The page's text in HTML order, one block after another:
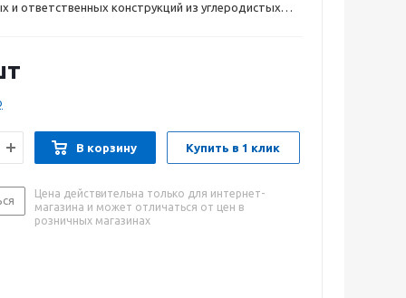
и ответственных конструкций из углеродистых
разрыву — 450 МПа;
удлинение — 18%;
— 8.5 г/Ач.
В корзину Купить в 1 клик
Цена действительна только для интернет-
магазина и может отличаться от цен в
розничных магазинах